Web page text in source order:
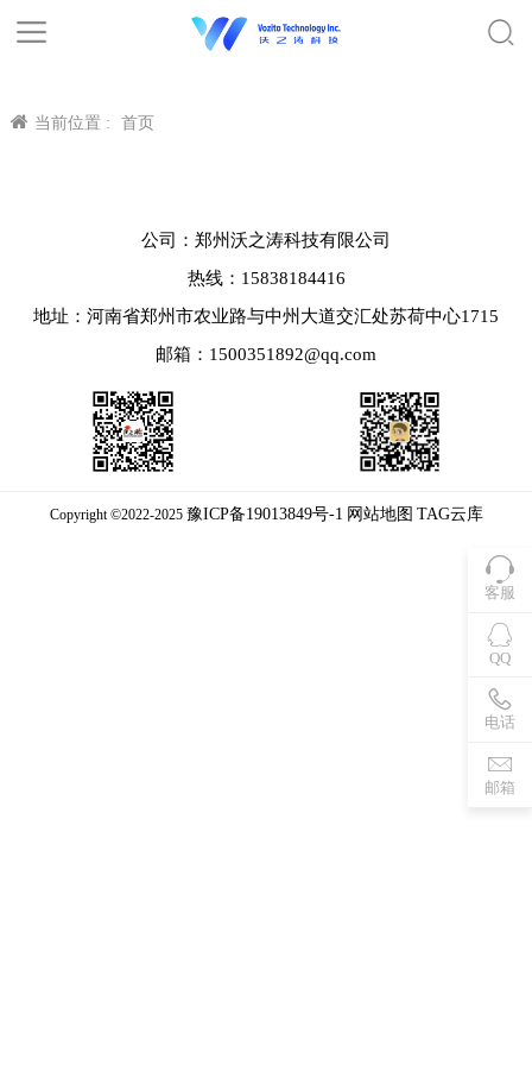
当前位置 : 首页
客服
QQ
电话
邮箱
公司：郑州沃之涛科技有限公司
热线：15838184416
地址：河南省郑州市农业路与中州大道交汇处苏荷中心1715
邮箱：1500351892@qq.com
Copyright ©2022-2025 豫ICP备19013849号-1 网站地图 TAG云库